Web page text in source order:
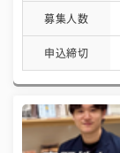
募集人数
申込締切